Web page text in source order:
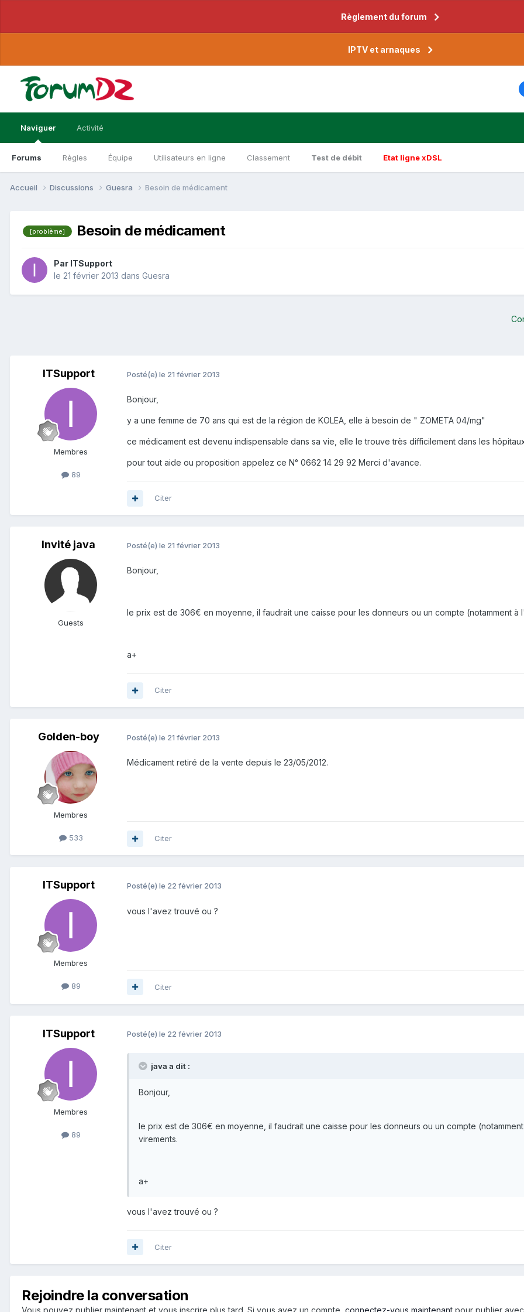
Règlement du forum
IPTV et arnaques
Naviguer
Forums Règles Équipe Utilisateurs en ligne Classement Test de débit Etat ligne xDSL
Activité
Accueil Discussions Guesra Besoin de médicament
[problème] Besoin de médicament
Par ITSupport
le 21 février 2013 dans Guesra
ITSupport
Membres
89
Posté(e) le 21 février 2013
Bonjour,
y a une femme de 70 ans qui est de la région de KOLEA, elle à besoin de " ZOMETA 04/mg"
ce médicament est devenu indispensable dans sa vie, elle le trouve très difficilement dans les
pour tout aide ou proposition appelez ce N° 0662 14 29 92 Merci d'avance.
Citer
Invité java
Guests
Posté(e) le 21 février 2013
Bonjour,
le prix est de 306€ en moyenne, il faudrait une caisse pour les donneurs ou un compte (notamment
a+
Citer
Golden-boy
Membres
533
Posté(e) le 21 février 2013
Médicament retiré de la vente depuis le 23/05/2012.
Citer
ITSupport
Membres
89
Posté(e) le 22 février 2013
vous l'avez trouvé ou ?
Citer
ITSupport
Membres
89
Posté(e) le 22 février 2013
java a dit :
Bonjour,
le prix est de 306€ en moyenne, il faudrait une caisse pour les donneurs ou un compte
virements.
a+
vous l'avez trouvé ou ?
Citer
Rejoindre la conversation
Vous pouvez publier maintenant et vous inscrire plus tard. Si vous avez un compte, connectez-vous maintenant pour publier